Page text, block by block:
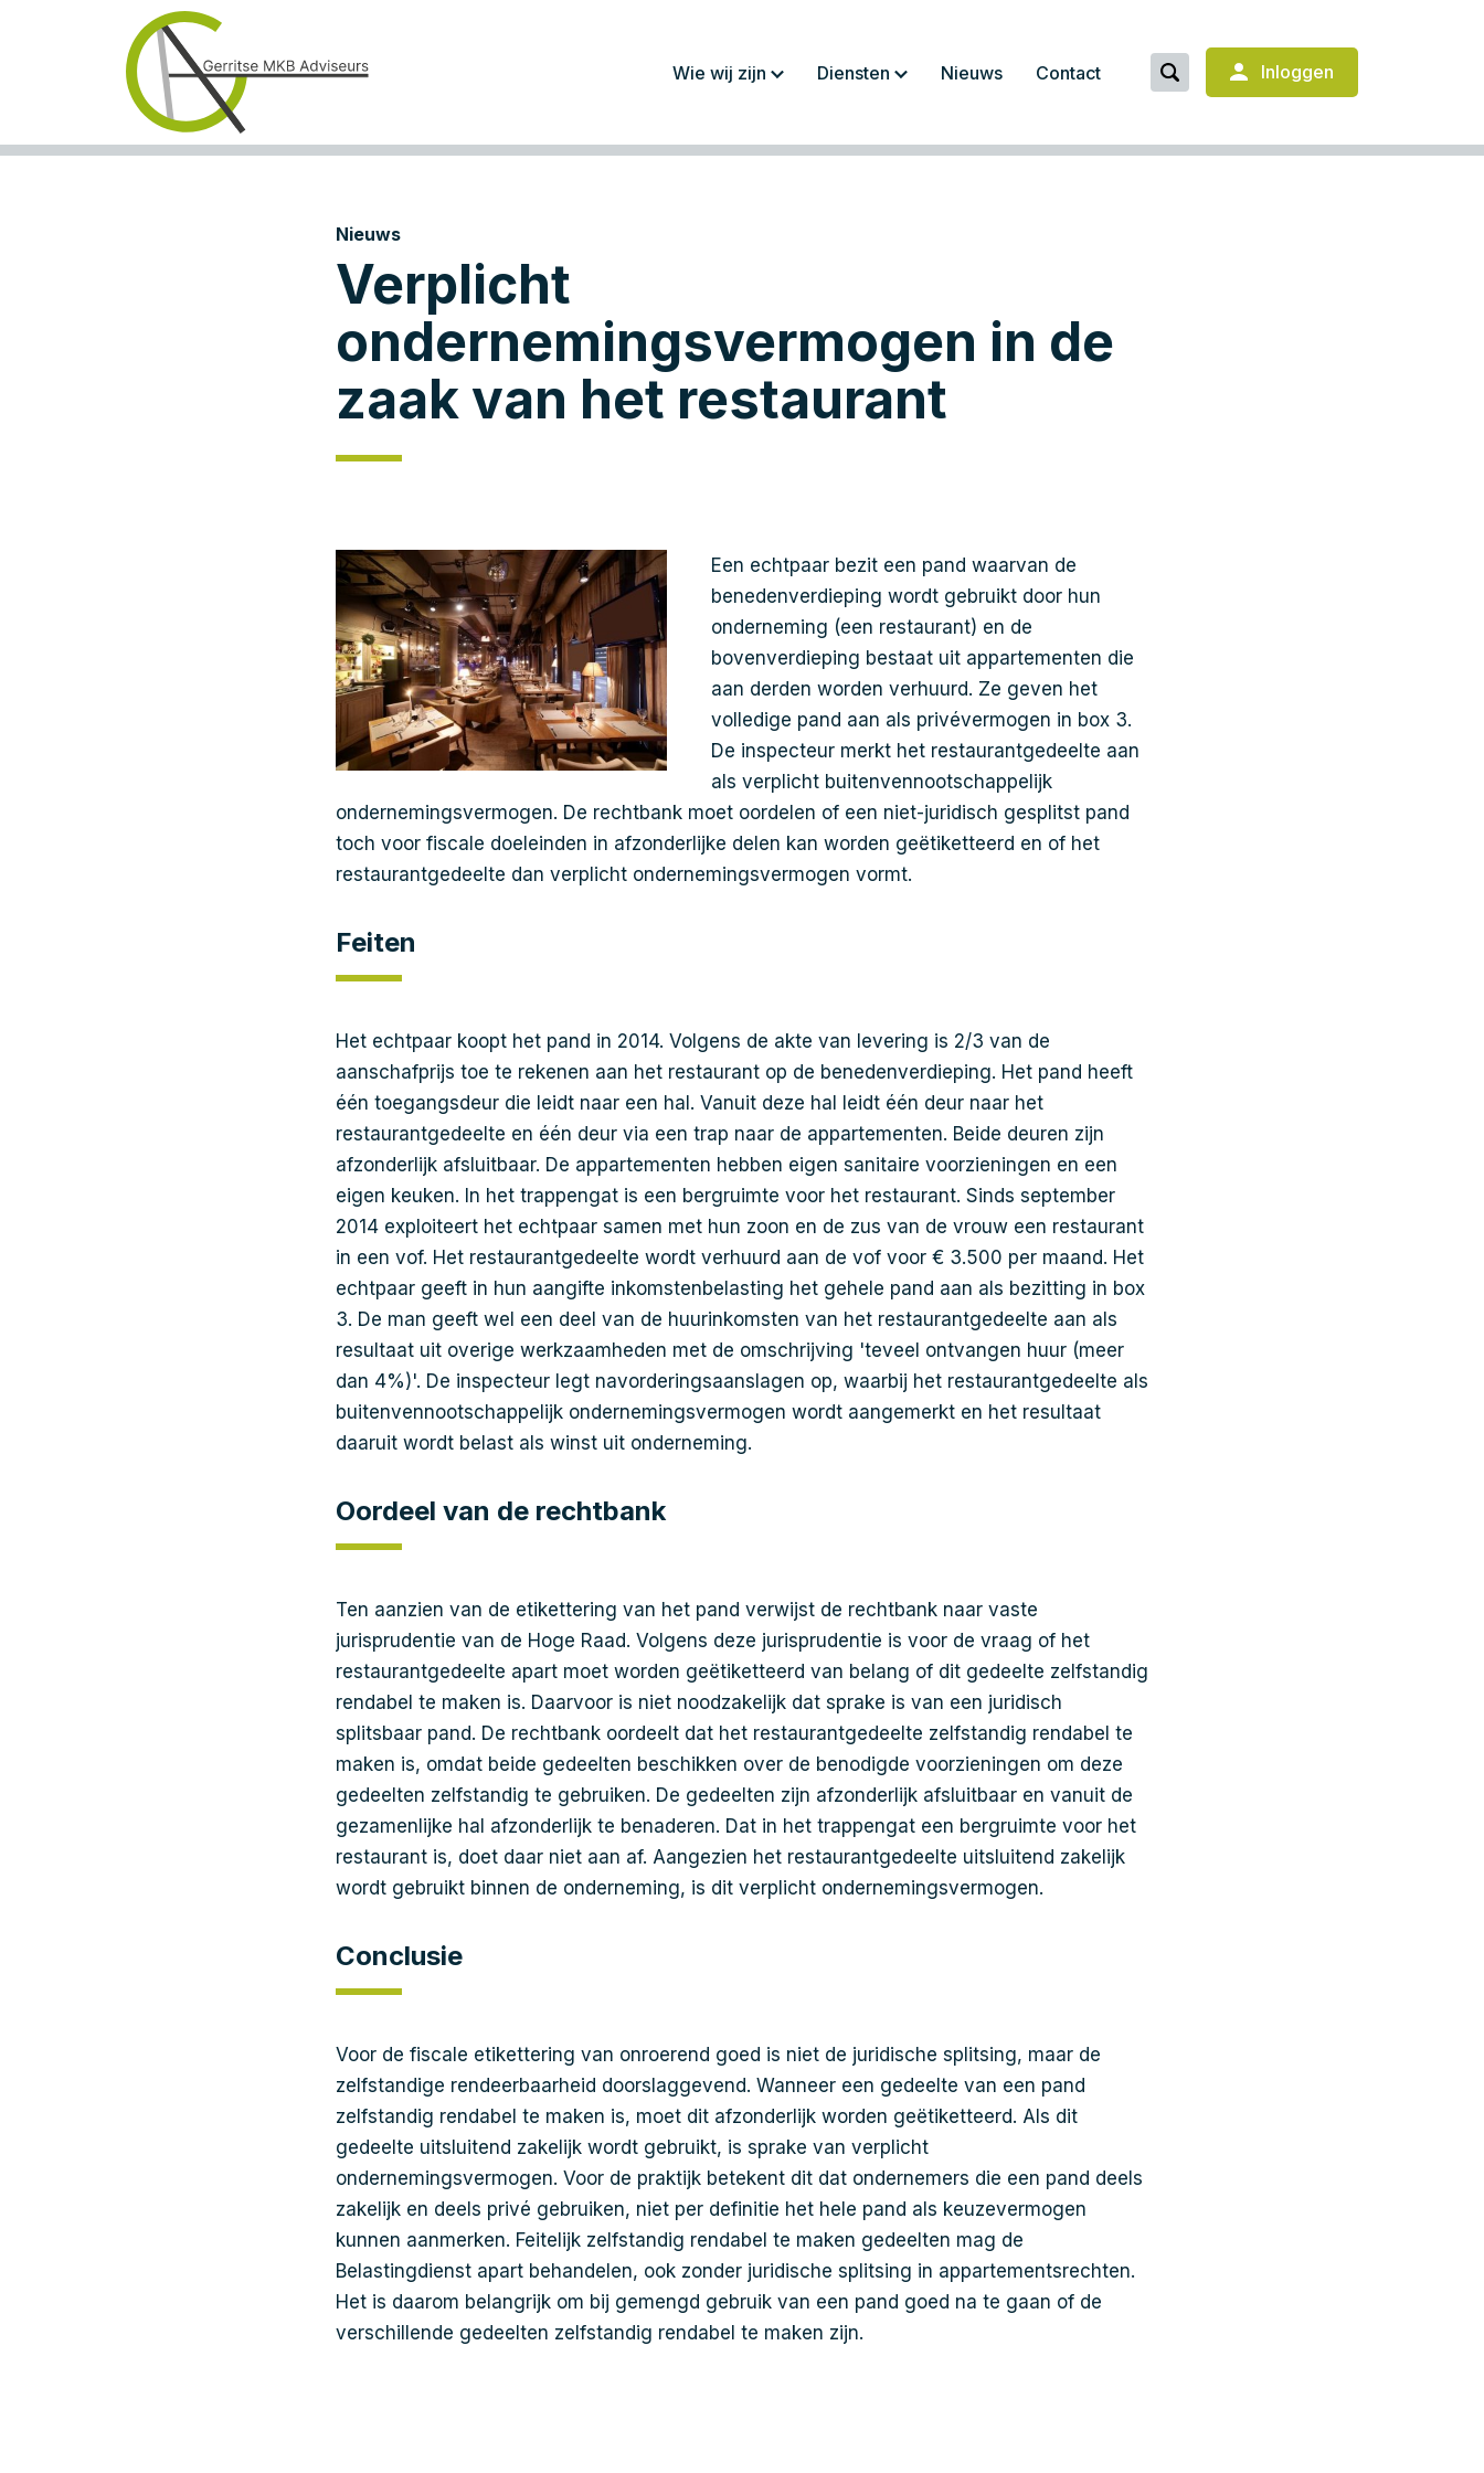
Wie wij zijn Diensten Nieuws Contact Inloggen
Nieuws
Verplicht
ondernemingsvermogen in de
zaak van het restaurant
Een echtpaar bezit een pand waarvan de
benedenverdieping wordt gebruikt door hun
onderneming (een restaurant) en de
bovenverdieping bestaat uit appartementen die
aan derden worden verhuurd. Ze geven het
volledige pand aan als privévermogen in box 3.
De inspecteur merkt het restaurantgedeelte aan
als verplicht buitenvennootschappelijk
ondernemingsvermogen. De rechtbank moet oordelen of een niet-juridisch gesplitst pand
toch voor fiscale doeleinden in afzonderlijke delen kan worden geëtiketteerd en of het
restaurantgedeelte dan verplicht ondernemingsvermogen vormt.
Feiten
Het echtpaar koopt het pand in 2014. Volgens de akte van levering is 2/3 van de
aanschafprijs toe te rekenen aan het restaurant op de benedenverdieping. Het pand heeft
één toegangsdeur die leidt naar een hal. Vanuit deze hal leidt één deur naar het
restaurantgedeelte en één deur via een trap naar de appartementen. Beide deuren zijn
afzonderlijk afsluitbaar. De appartementen hebben eigen sanitaire voorzieningen en een
eigen keuken. In het trappengat is een bergruimte voor het restaurant. Sinds september
2014 exploiteert het echtpaar samen met hun zoon en de zus van de vrouw een restaurant
in een vof. Het restaurantgedeelte wordt verhuurd aan de vof voor € 3.500 per maand. Het
echtpaar geeft in hun aangifte inkomstenbelasting het gehele pand aan als bezitting in box
3. De man geeft wel een deel van de huurinkomsten van het restaurantgedeelte aan als
resultaat uit overige werkzaamheden met de omschrijving 'teveel ontvangen huur (meer
dan 4%)'. De inspecteur legt navorderingsaanslagen op, waarbij het restaurantgedeelte als
buitenvennootschappelijk ondernemingsvermogen wordt aangemerkt en het resultaat
daaruit wordt belast als winst uit onderneming.
Oordeel van de rechtbank
Ten aanzien van de etikettering van het pand verwijst de rechtbank naar vaste
jurisprudentie van de Hoge Raad. Volgens deze jurisprudentie is voor de vraag of het
restaurantgedeelte apart moet worden geëtiketteerd van belang of dit gedeelte zelfstandig
rendabel te maken is. Daarvoor is niet noodzakelijk dat sprake is van een juridisch
splitsbaar pand. De rechtbank oordeelt dat het restaurantgedeelte zelfstandig rendabel te
maken is, omdat beide gedeelten beschikken over de benodigde voorzieningen om deze
gedeelten zelfstandig te gebruiken. De gedeelten zijn afzonderlijk afsluitbaar en vanuit de
gezamenlijke hal afzonderlijk te benaderen. Dat in het trappengat een bergruimte voor het
restaurant is, doet daar niet aan af. Aangezien het restaurantgedeelte uitsluitend zakelijk
wordt gebruikt binnen de onderneming, is dit verplicht ondernemingsvermogen.
Conclusie
Voor de fiscale etikettering van onroerend goed is niet de juridische splitsing, maar de
zelfstandige rendeerbaarheid doorslaggevend. Wanneer een gedeelte van een pand
zelfstandig rendabel te maken is, moet dit afzonderlijk worden geëtiketteerd. Als dit
gedeelte uitsluitend zakelijk wordt gebruikt, is sprake van verplicht
ondernemingsvermogen. Voor de praktijk betekent dit dat ondernemers die een pand deels
zakelijk en deels privé gebruiken, niet per definitie het hele pand als keuzevermogen
kunnen aanmerken. Feitelijk zelfstandig rendabel te maken gedeelten mag de
Belastingdienst apart behandelen, ook zonder juridische splitsing in appartementsrechten.
Het is daarom belangrijk om bij gemengd gebruik van een pand goed na te gaan of de
verschillende gedeelten zelfstandig rendabel te maken zijn.